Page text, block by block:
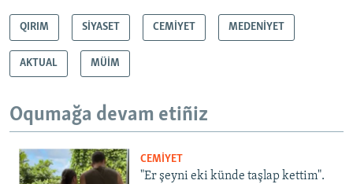
QIRIM SİYASET CEMİYET MEDENİYET
AKTUAL MÜİM
Oqumağa devam etiñiz
CEMİYET
"Er şeyni eki künde taşlap kettim".